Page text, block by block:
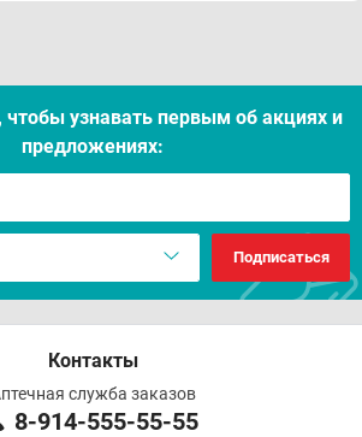
чтобы узнавать первым об акцияx и
предложениях:
Подписаться
Контакты
служба заказов
8-914-555-55-55